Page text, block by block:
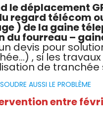
déplacement
regard télécom
) de la gaine
fourreau –
devis pour
, si les
de tranchée
AUSSI LE PROBLÈME
entre